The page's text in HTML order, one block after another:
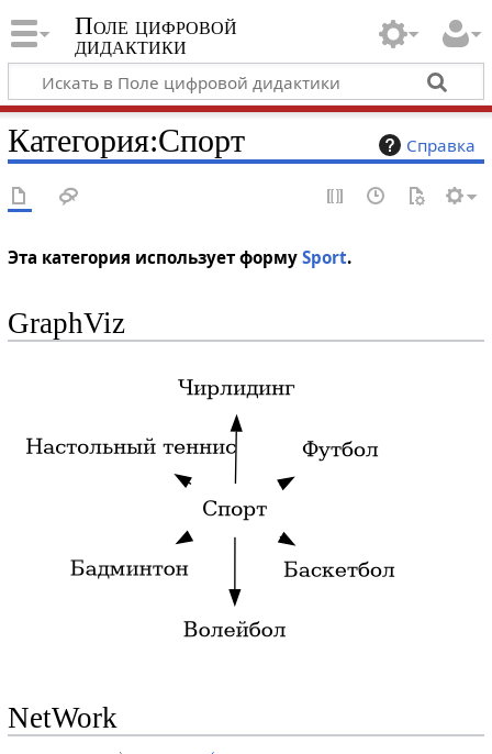
Поле цифровой
дидактики
Справка
Категория:Спорт
Эта категория использует форму Sport.
GraphViz
NetWork